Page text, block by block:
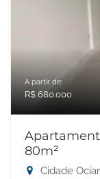
A partir de:
R$ 680.000
80m²
Cidade